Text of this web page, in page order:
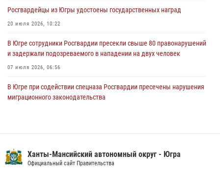
Росгвардейцы из Югры удостоены государственных наград
20 июля 2026, 10:22
В Югре сотрудники Росгвардии пресекли свыше 80 правонарушений
и задержали подозреваемого в нападении на двух человек
07 июля 2026, 06:56
В Югре при содействии спецназа Росгвардии пресечены нарушения
миграционного законодательства
16 июля 2026, 04:54 4
Ханты-Мансийский автономный округ - Югра
Официальный сайт Правительства